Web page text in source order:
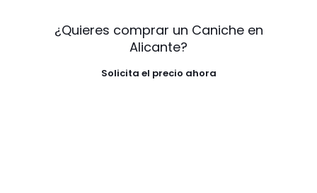
¿Quieres comprar un Caniche en
Alicante?
Solicita el precio ahora